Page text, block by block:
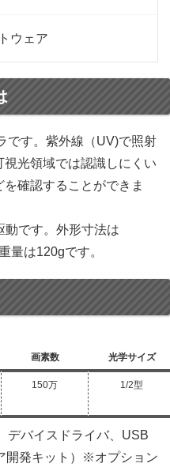
ウェア
です。紫外線（UV)で照射
光領域では認識しにくい
確認することができま
です。外形寸法は
量は120gです。
画素数 光学サイズ
150万 1/2型
デバイスドライバ、USB
開発キット）※オプション